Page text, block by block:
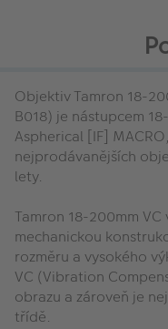
Objektiv Tamron 18-
B018) je nástupcem
Aspherical [IF]
nejprodávanějších
lety.
Tamron 18-200mm
mechanickou
rozměru a vysokého
VC (Vibration
obrazu a zároveň je
třídě.